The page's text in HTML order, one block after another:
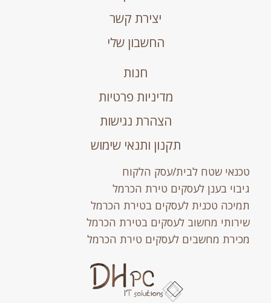
יצירת קשר
החשבון שלי
חנות
מדיניות פרטיות
הצהרת נגישות
תקנון ותנאי שימוש
טכנאי שטח לבית/עסק הלקוח
גיבוי בענן לעסקים טירת הכרמל
תמיכה טכנית לעסקים בטירת הכרמל
שירותי מחשוב לעסקים בטירת הכרמל
מכירת מחשבים לעסקים טירת הכרמל